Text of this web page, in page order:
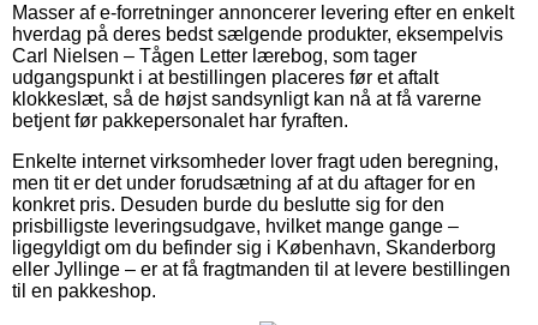
Masser af e-forretninger annoncerer levering efter en enkelt
hverdag på deres bedst sælgende produkter, eksempelvis
Carl Nielsen – Tågen Letter lærebog, som tager
udgangspunkt i at bestillingen placeres før et aftalt
klokkeslæt, så de højst sandsynligt kan nå at få varerne
betjent før pakkepersonalet har fyraften.
Enkelte internet virksomheder lover fragt uden beregning,
men tit er det under forudsætning af at du aftager for en
konkret pris. Desuden burde du beslutte sig for den
prisbilligste leveringsudgave, hvilket mange gange –
ligegyldigt om du befinder sig i København, Skanderborg
eller Jyllinge – er at få fragtmanden til at levere bestillingen
til en pakkeshop.